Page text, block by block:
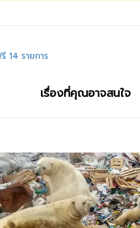
14 รายการ
เรื่องที่คุณอาจสนใจ